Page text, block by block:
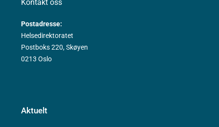
Kontakt oss
Postadresse:
Helsedirektoratet
Postboks 220, Skøyen
0213 Oslo
Aktuelt